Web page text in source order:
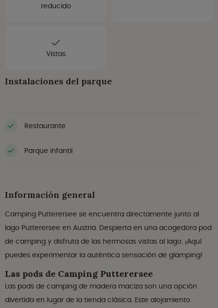
reducido
Vistas
Instalaciones del parque
Restaurante
Parque infantil
Información general
Camping Putterersee se encuentra directamente junto al
lago Putterersee en Austria. Despierta en una acogedora pod
de camping y disfruta de las hermosas vistas al lago. ¡Aquí
puedes experimentar la auténtica sensación de glamping!
Las pods de Camping Putterersee
Las pods de camping de madera maciza son una opción
divertida en lugar de la tienda clásica. Este alojamiento